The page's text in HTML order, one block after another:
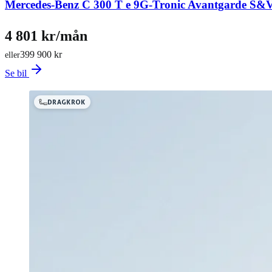
Mercedes-Benz C 300 T e 9G-Tronic Avantgarde
399 900 kr
eller
4 801 kr/mån
Se bil
DRAGKROK